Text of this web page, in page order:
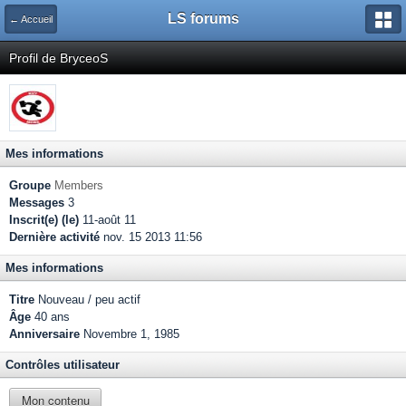
← Accueil LS forums
Profil de BryceoS
Mes informations
Groupe Members
Messages 3
Inscrit(e) (le) 11-août 11
Dernière activité nov. 15 2013 11:56
Mes informations
Titre Nouveau / peu actif
Âge 40 ans
Anniversaire Novembre 1, 1985
Contrôles utilisateur
Mon contenu